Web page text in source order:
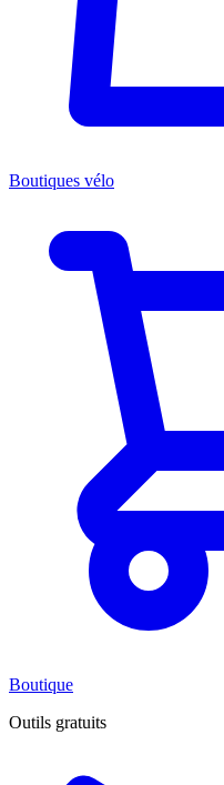
Boutiques vélo
Boutique
Outils gratuits